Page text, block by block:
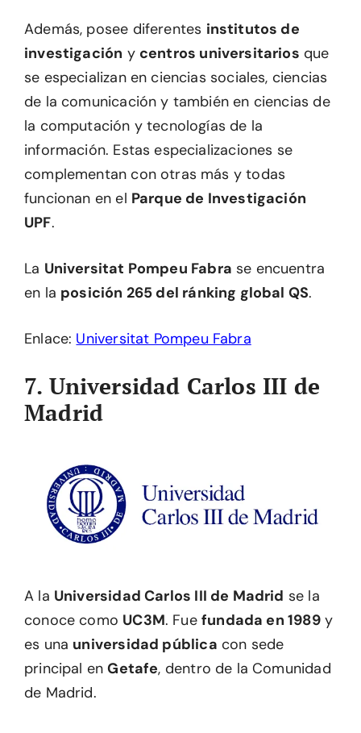
Además, posee diferentes institutos de
investigación y centros universitarios que
se especializan en ciencias sociales, ciencias
de la comunicación y también en ciencias de
la computación y tecnologías de la
información. Estas especializaciones se
complementan con otras más y todas
funcionan en el Parque de Investigación
UPF.
La Universitat Pompeu Fabra se encuentra
en la posición 265 del ránking global QS.
Enlace: Universitat Pompeu Fabra
7. Universidad Carlos III de
Madrid
A la Universidad Carlos III de Madrid se la
conoce como UC3M. Fue fundada en 1989y
es una universidad pública con sede
principal enGetafe, dentro de la Comunidad
de Madrid.